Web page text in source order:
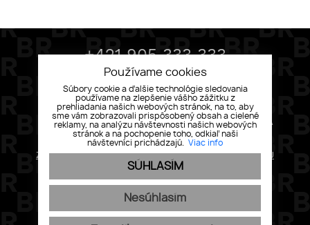
+421 905 333 333
info@bondreality.sk
BOND REALITY, MLYNSKÉ NIVY 58 82105 BRATISLAVA
REKLAMAČNÝ PORIADOK
ZOZNAM PRÁV A INFORMÁCII PRE DOTKNUTÚ OSOBU
VŠEOBECNÉ PODMIENKY
COOKIES
Používame cookies
Súbory cookie a ďalšie technológie sledovania
používame na zlepšenie vášho zážitku z
prehliadania našich webových stránok, na to, aby
sme vám zobrazovali prispôsobený obsah a cielené
reklamy, na analýzu návštevnosti našich webových
stránok a na pochopenie toho, odkiaľ naši
návštevníci prichádzajú. Viac info
SÚHLASÍM
Nesúhlasím